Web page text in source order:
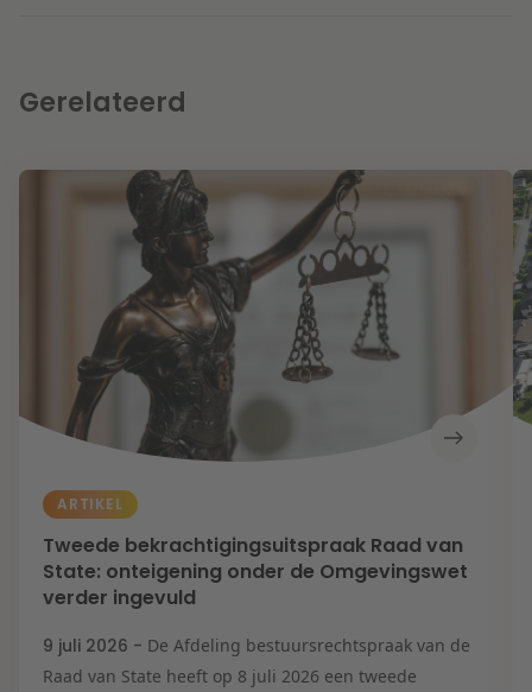
Gerelateerd
ARTIKEL
Tweede bekrachtigingsuitspraak Raad van
State: onteigening onder de Omgevingswet
verder ingevuld
9 juli 2026 - De Afdeling bestuursrechtspraak van de
Raad van State heeft op 8 juli 2026 een tweede